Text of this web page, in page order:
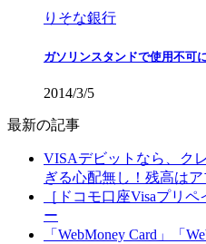
りそな銀行
ガソリンスタンドで使用不可
2014/3/5
最新の記事
VISAデビットなら、ク
ぎる心配無し！残高は
［ドコモ口座Visaプリ
ー
「WebMoney Card」「